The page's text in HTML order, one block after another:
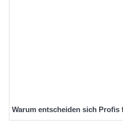
Warum entscheiden sich Profis